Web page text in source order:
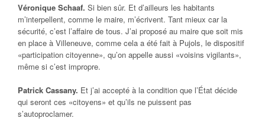
Véronique Schaaf. Si bien sûr. Et d’ailleurs les habitants
m’interpellent, comme le maire, m’écrivent. Tant mieux car la
sécurité, c’est l’affaire de tous. J’ai proposé au maire que soit mis
en place à Villeneuve, comme cela a été fait à Pujols, le dispositif
«participation citoyenne», qu’on appelle aussi «voisins vigilants»,
même si c’est impropre.
Patrick Cassany. Et j’ai accepté à la condition que l’État décide
qui seront ces «citoyens» et qu’ils ne puissent pas
s’autoproclamer.